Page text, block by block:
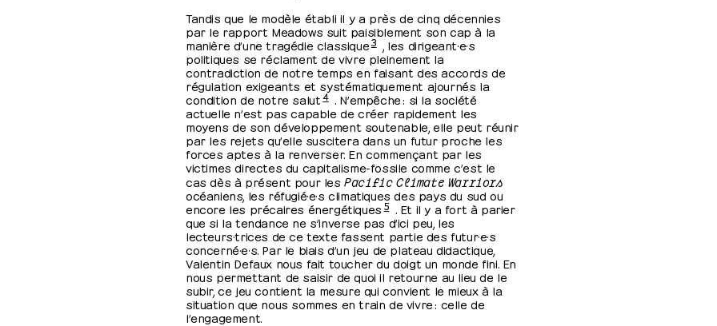
Tandis que le modèle établi il y a près de cinq décennies
par le rapport Meadows suit paisiblement son cap à la
manière d’une tragédie classique3
, les dirigeant·e·s
politiques se réclament de vivre pleinement la
contradiction de notre temps en faisant des accords de
régulation exigeants et systématiquement ajournés la
condition de notre salut 4
. N’empêche : si la société
actuelle n’est pas capable de créer rapidement les
moyens de son développement soutenable, elle peut réunir
par les rejets qu’elle suscitera dans un futur proche les
forces aptes à la renverser. En commençant par les
victimes directes du capitalisme-fossile comme c’est le
cas dès à présent pour lesPacific Climate Warriors
océaniens, les réfugié·e·s climatiques des pays du sud ou
encore les précaires énergétiques 5
. Et il y a fort à parier
que si la tendance ne s’inverse pas d’ici peu, les
lecteurs·trices de ce texte fassent partie des futur·e·s
concerné·e·s. Par le biais d’un jeu de plateau didactique,
Valentin Defaux nous fait toucher du doigt un monde fini. En
nous permettant de saisir de quoi il retourne au lieu de le
subir, ce jeu contient la mesure qui convient le mieux à la
situation que nous sommes en train de vivre : celle de
l’engagement.